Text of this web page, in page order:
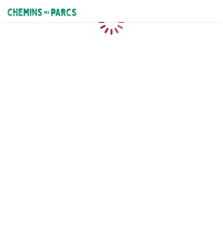
Chemins des Parcs
Caricamento